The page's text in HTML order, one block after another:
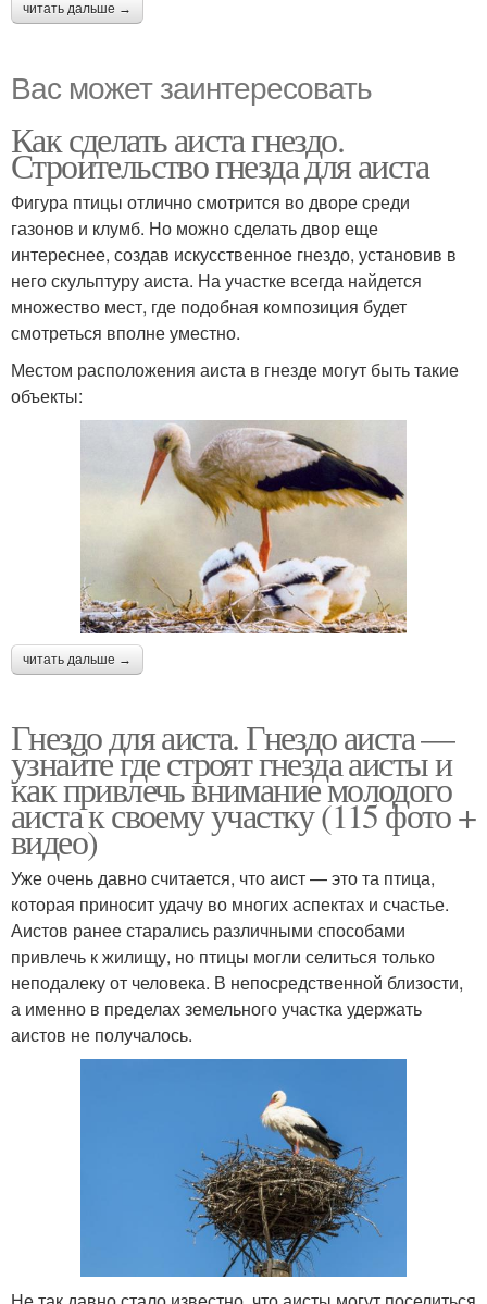
читать дальше →
Вас может заинтересовать
Как сделать аиста гнездо.
Строительство гнезда для аиста
Фигура птицы отлично смотрится во дворе среди
газонов и клумб. Но можно сделать двор еще
интереснее, создав искусственное гнездо, установив в
него скульптуру аиста. На участке всегда найдется
множество мест, где подобная композиция будет
смотреться вполне уместно.
Местом расположения аиста в гнезде могут быть такие
объекты:
читать дальше →
Гнездо для аиста. Гнездо аиста —
узнайте где строят гнезда аисты и
как привлечь внимание молодого
аиста к своему участку (115 фото +
видео)
Уже очень давно считается, что аист — это та птица,
которая приносит удачу во многих аспектах и счастье.
Аистов ранее старались различными способами
привлечь к жилищу, но птицы могли селиться только
неподалеку от человека. В непосредственной близости,
а именно в пределах земельного участка удержать
аистов не получалось.